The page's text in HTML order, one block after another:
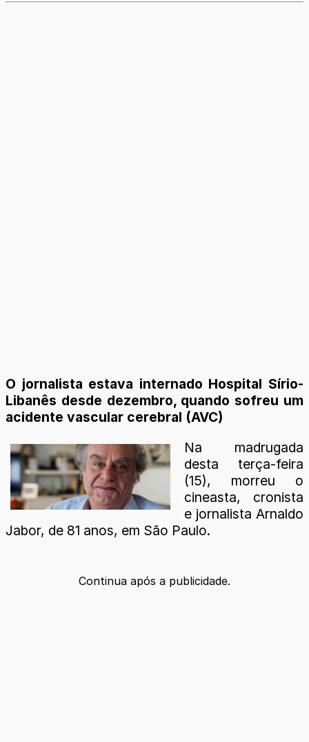
O jornalista estava internado Hospital Sírio-
Libanês desde dezembro, quando sofreu um
acidente vascular cerebral (AVC)
Na madrugada
desta terça-feira
(15), morreu o
cineasta, cronista
e jornalista Arnaldo
Jabor, de 81 anos, em São Paulo.
Continua após a publicidade.